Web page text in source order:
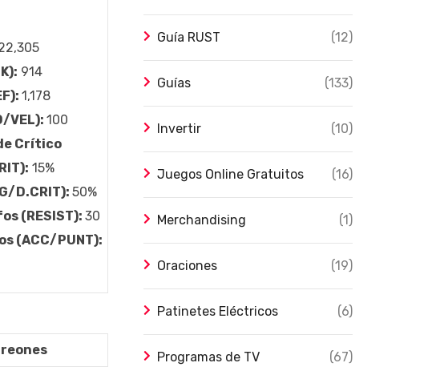
914
1,178
VEL): 100
Crítico
15%
D.CRIT): 50%
(RESIST): 30
(ACC/PUNT):
Guía RUST (12)
Guías (133)
Invertir (10)
Juegos Online Gratuitos (16)
Merchandising (1)
Oraciones (19)
Patinetes Eléctricos (6)
Programas de TV (67)